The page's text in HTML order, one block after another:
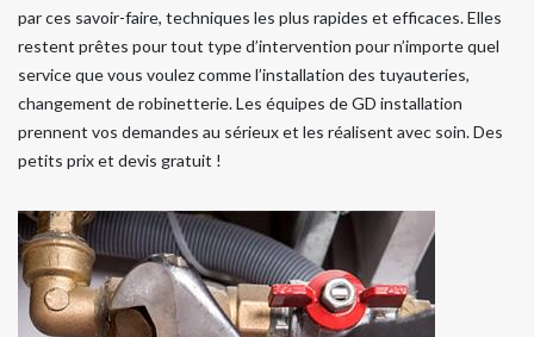
par ces savoir-faire, techniques les plus rapides et efficaces. Elles
restent prêtes pour tout type d’intervention pour n’importe quel
service que vous voulez comme l’installation des tuyauteries,
changement de robinetterie. Les équipes de GD installation
prennent vos demandes au sérieux et les réalisent avec soin. Des
petits prix et devis gratuit !